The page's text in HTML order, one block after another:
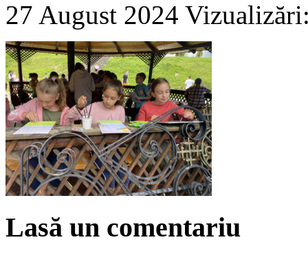
27 August 2024
Lasă un comentariu